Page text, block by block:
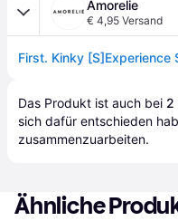
Amorelie
€ 4,95 Versand
First. Kinky [S]Experience
Das Produkt ist auch bei 2
sich dafür entschieden
zusammenzuarbeiten.
Ähnliche